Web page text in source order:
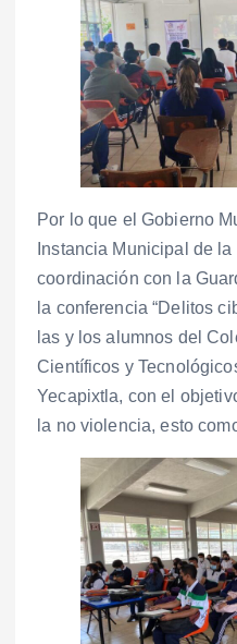
Por lo que el Gobierno
Instancia Municipal de
coordinación con la
la conferencia “Delitos
las y los alumnos del
Científicos y
Yecapixtla, con el
la no violencia, esto